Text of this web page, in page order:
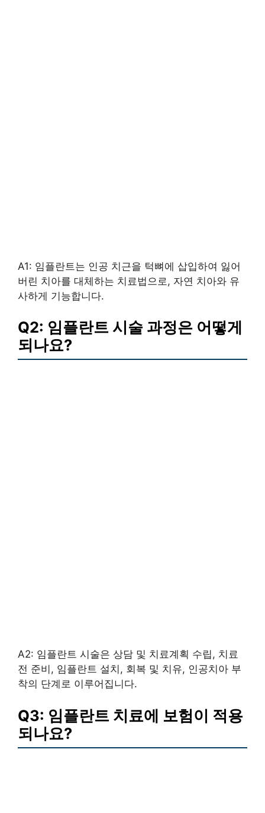
A1: 임플란트는 인공 치근을 턱뼈에 삽입하여 잃어
버린 치아를 대체하는 치료법으로, 자연 치아와 유
사하게 기능합니다.
Q2: 임플란트 시술 과정은 어떻게
되나요?
A2: 임플란트 시술은 상담 및 치료계획 수립, 치료
전 준비, 임플란트 설치, 회복 및 치유, 인공치아 부
착의 단계로 이루어집니다.
Q3: 임플란트 치료에 보험이 적용
되나요?